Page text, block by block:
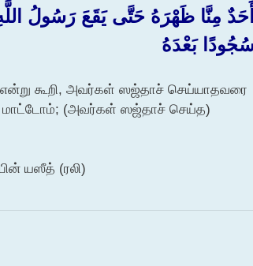
مِنَّا ظَهْرَهُ حَتَّى يَقَعَ رَسُولُ
بَعْدَهُ
கூறி, அவர்கள் ஸஜ்தாச் செய்யாதவரை
மாட்டோம்; (அவர்கள் ஸஜ்தாச் செய்த)
யஸீத் (ரலி)